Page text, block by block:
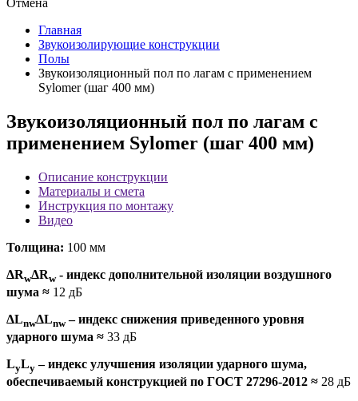
Отмена
Главная
Звукоизолирующие конструкции
Полы
Звукоизоляционный пол по лагам с применением
Sylomer (шаг 400 мм)
Звукоизоляционный пол по лагам с
применением Sylomer (шаг 400 мм)
Описание конструкции
Материалы и смета
Инструкция по монтажу
Видео
Толщина: 100 мм
ΔRwΔRw- индекс дополнительной изоляции воздушного
шума ≈ 12 дБ
ΔLnwΔLnw– индекс снижения приведенного уровня
ударного шума ≈ 33 дБ
LyLy – индекс улучшения изоляции ударного шума,
обеспечиваемый конструкцией по ГОСТ 27296-2012 ≈ 28 дБ